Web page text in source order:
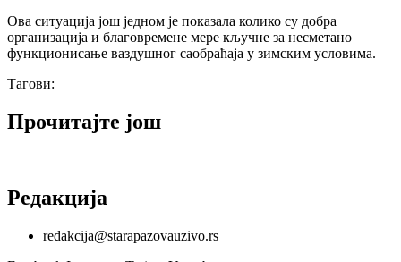
Ова ситуација још једном је показала колико су добра
организација и благовремене мере кључне за несметано
функционисање ваздушног саобраћаја у зимским условима.
Тагови:
Прочитајте још
Редакција
redakcija@starapazovauzivo.rs